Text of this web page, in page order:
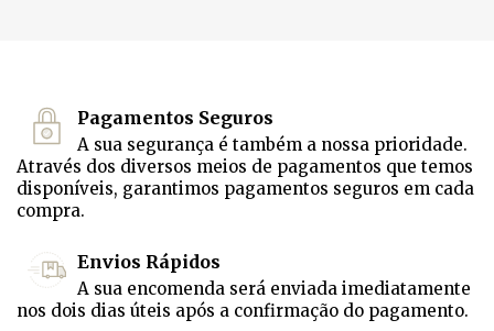
Pagamentos Seguros
A sua segurança é também a nossa prioridade.
Através dos diversos meios de pagamentos que temos
disponíveis, garantimos pagamentos seguros em cada
compra.
Envios Rápidos
A sua encomenda será enviada imediatamente
nos dois dias úteis após a confirmação do pagamento.